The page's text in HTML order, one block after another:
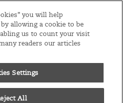
Menu
you will help
allowing a cookie to be
us to count your visit
readers our articles
Settings
All